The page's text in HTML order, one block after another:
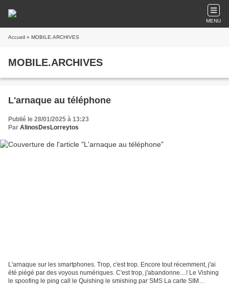
MENU
Accueil » MOBILE.ARCHIVES
MOBILE.ARCHIVES
L'arnaque au téléphone
Publié le 28/01/2025 à 13:23
Par AlinosDesLorreytos
L'arnaque sur les smartphones. Trop, c'est trop. Encore tout récemment, j'ai
été piégé par des voyous numériques. C'est trop, j'abandonne....! Le Vishing
le spoofing le ping call le Quishing le smishing par SMS La carte SIM